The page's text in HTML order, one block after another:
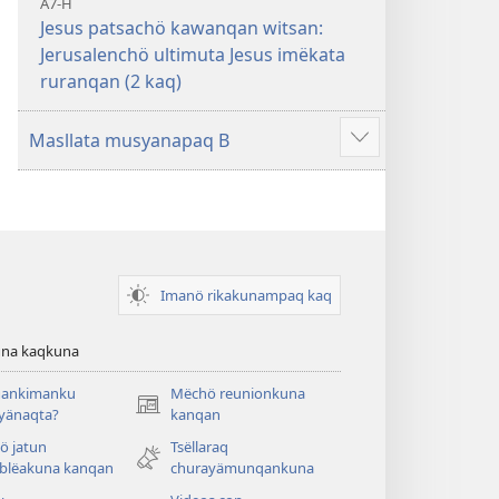
Jesus patsachö kawanqan witsan:
Jerusalenchö ultimuta Jesus imëkata
ruranqan (2 kaq)
Masllata musyanapaq B
Mostrar
más
Imanö rikakunampaq kaq
kaqkuna
Mëchö reunionkuna
kanqan
(abre
nueva
ventana)
jatun
kanqan
Tsëllaraq
churayämunqankuna